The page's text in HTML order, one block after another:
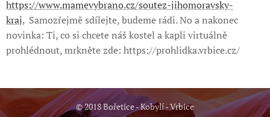
https://www.mamevybrano.cz/soutez-jihomoravsky-
kraj.Samozřejmě sdílejte, budeme rádi. No a nakonec
novinka: Ti, co si chcete náš kostel a kapli virtuálně
prohlédnout, mrkněte zde: https://prohlidka.vrbice.cz/
© 2018 Bořetice - Kobylí - Vrbice